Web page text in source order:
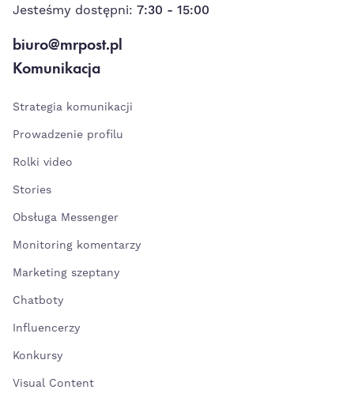
Jesteśmy dostępni: 7:30 - 15:00
biuro@mrpost.pl
Komunikacja
Strategia komunikacji
Prowadzenie profilu
Rolki video
Stories
Obsługa Messenger
Monitoring komentarzy
Marketing szeptany
Chatboty
Influencerzy
Konkursy
Visual Content